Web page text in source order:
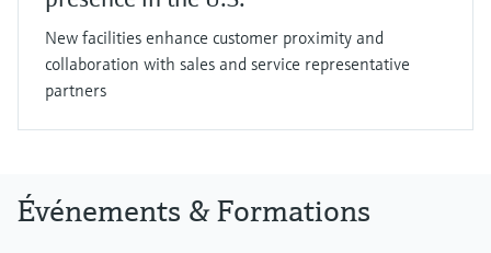
New facilities enhance customer proximity and
collaboration with sales and service representative
partners
Événements & Formations